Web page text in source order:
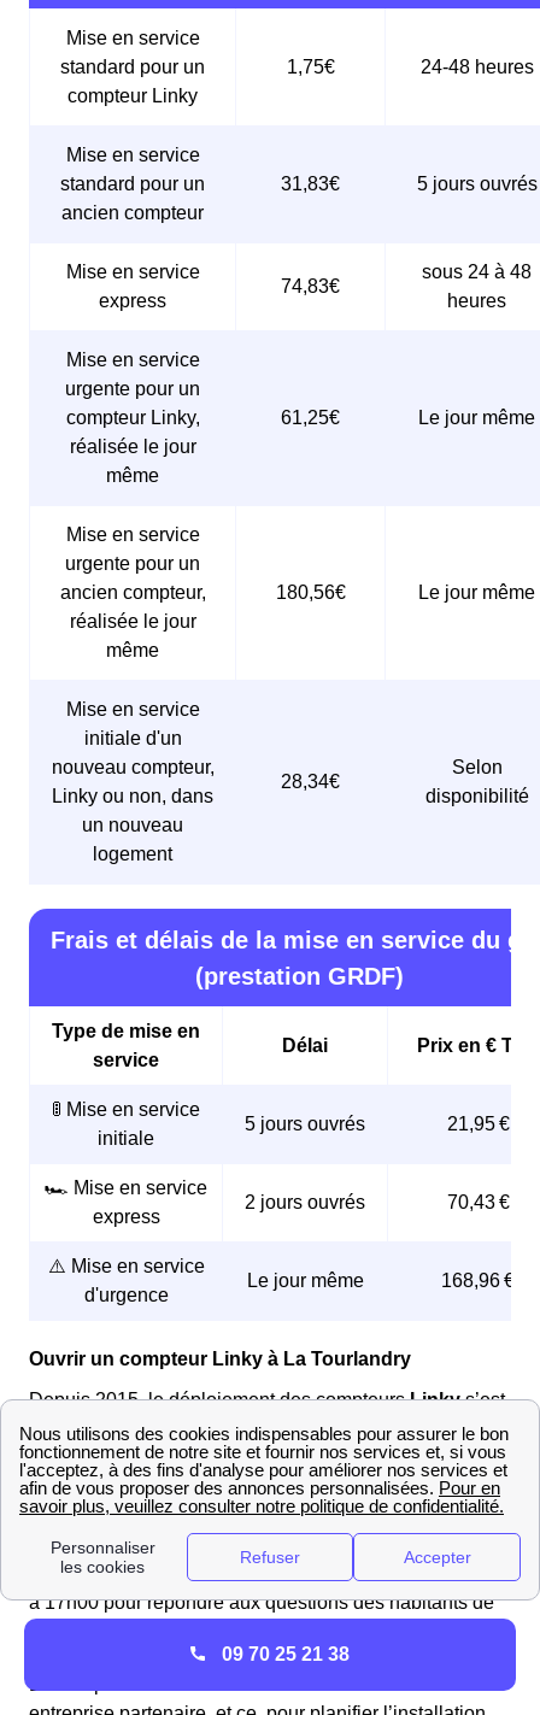
Mise en service
standard pour un
compteur Linky
1,75€ 24-48 heures
Mise en service
standard pour un
ancien compteur
31,83€ 5 jours ouvrés
Mise en service
express
74,83€
sous 24 à 48
heures
Mise en service
urgente pour un
compteur Linky,
réalisée le jour
même
61,25€ Le jour même
Mise en service
urgente pour un
ancien compteur,
réalisée le jour
même
180,56€ Le jour même
Mise en service
initiale d'un
nouveau compteur,
Linky ou non, dans
un nouveau
logement
28,34€
Selon
disponibilité
Frais et délais de la mise en service du
(prestation GRDF)
Type de mise en
service
Délai Prix en € TTC
🚦 Mise en service
initiale
5 jours ouvrés 21,95 €
🏎️ Mise en service
express
2 jours ouvrés 70,43 €
⚠️ Mise en service
d'urgence
Le jour même 168,96 €
Ouvrir un compteur Linky à La Tourlandry
Depuis 2015, le déploiement des compteursLinkys’est
accéléré en France. Les Landericiennes et les
Landericiens peuvent désormais changer pour ce
compteur communicant. Pour faciliter l'installation de
son compteurLinky, le client le Landericien peut
téléphoner à Enedis au
09.70.83.19.70
Ce service est disponible du lundi au vendredi de 08h00
à 17h00 pour répondre aux questions des habitants de
Enedis prendra contact avec le le Landericien via une
09 70 25 21 38